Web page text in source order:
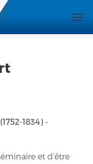
1834) -
et d’être